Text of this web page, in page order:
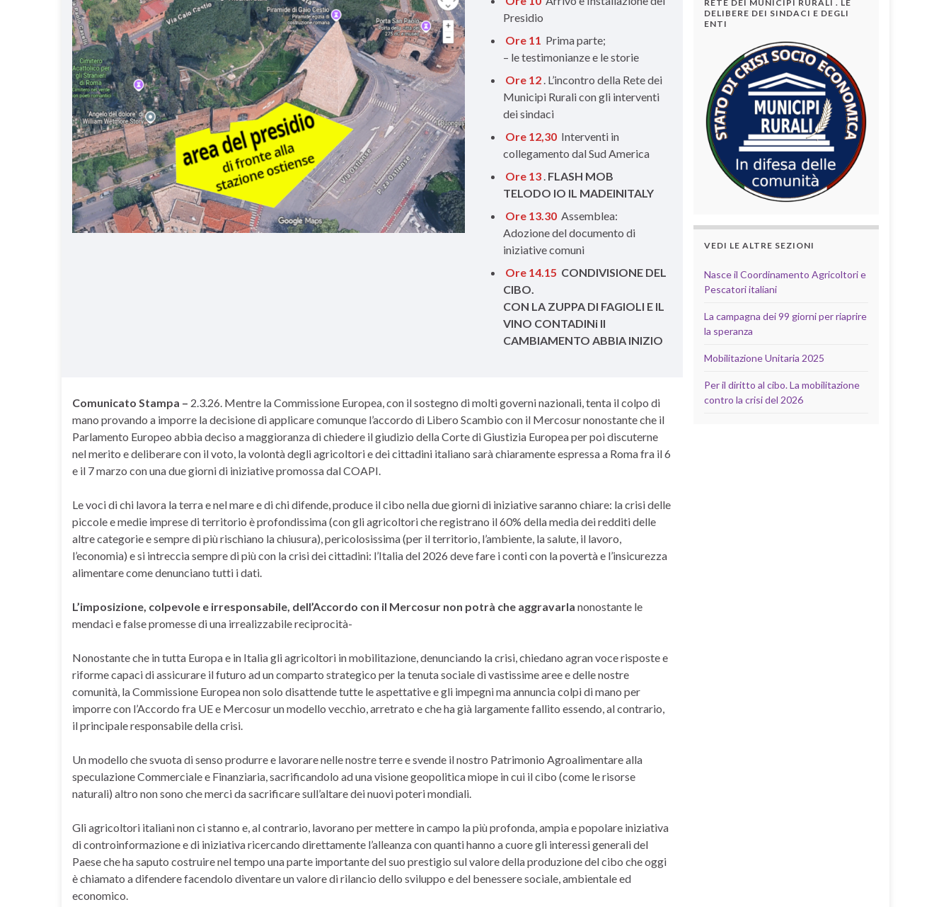
Presidio
Ore 11 Prima parte;
– le testimonianze e le storie
Ore 12 . L’incontro della Rete dei
Municipi Rurali con gli interventi
dei sindaci
Ore 12,30 Interventi in
collegamento dal Sud America
Ore 13 . FLASH MOB
TELODO IO IL MADEINITALY
Ore 13.30 Assemblea:
Adozione del documento di
iniziative comuni
Ore 14.15 CONDIVISIONE DEL
CIBO.
CON LA ZUPPA DI FAGIOLI E IL
VINO CONTADINi Il
CAMBIAMENTO ABBIA INIZIO
Comunicato Stampa – 2.3.26. Mentre la Commissione Europea, con il sostegno di molti governi nazionali, tenta il colpo di
mano provando a imporre la decisione di applicare comunque l’accordo di Libero Scambio con il Mercosur nonostante che il
Parlamento Europeo abbia deciso a maggioranza di chiedere il giudizio della Corte di Giustizia Europea per poi discuterne
nel merito e deliberare con il voto, la volontà degli agricoltori e dei cittadini italiano sarà chiaramente espressa a Roma fra il 6
e il 7 marzo con una due giorni di iniziative promossa dal COAPI.
Le voci di chi lavora la terra e nel mare e di chi difende, produce il cibo nella due giorni di iniziative saranno chiare: la crisi delle
piccole e medie imprese di territorio è profondissima (con gli agricoltori che registrano il 60% della media dei redditi delle
altre categorie e sempre di più rischiano la chiusura), pericolosissima (per il territorio, l’ambiente, la salute, il lavoro,
l’economia) e si intreccia sempre di più con la crisi dei cittadini: l’Italia del 2026 deve fare i conti con la povertà e l’insicurezza
alimentare come denunciano tutti i dati.
L’imposizione, colpevole e irresponsabile, dell’Accordo con il Mercosur non potrà che aggravarla nonostante le
mendaci e false promesse di una irrealizzabile reciprocità-
Nonostante che in tutta Europa e in Italia gli agricoltori in mobilitazione, denunciando la crisi, chiedano agran voce risposte e
riforme capaci di assicurare il futuro ad un comparto strategico per la tenuta sociale di vastissime aree e delle nostre
comunità, la Commissione Europea non solo disattende tutte le aspettative e gli impegni ma annuncia colpi di mano per
imporre con l’Accordo fra UE e Mercosur un modello vecchio, arretrato e che ha già largamente fallito essendo, al contrario,
il principale responsabile della crisi.
Un modello che svuota di senso produrre e lavorare nelle nostre terre e svende il nostro Patrimonio Agroalimentare alla
speculazione Commerciale e Finanziaria, sacrificandolo ad una visione geopolitica miope in cui il cibo (come le risorse
naturali) altro non sono che merci da sacrificare sull’altare dei nuovi poteri mondiali.
Gli agricoltori italiani non ci stanno e, al contrario, lavorano per mettere in campo la più profonda, ampia e popolare iniziativa
di controinformazione e di iniziativa ricercando direttamente l’alleanza con quanti hanno a cuore gli interessi generali del
Paese che ha saputo costruire nel tempo una parte importante del suo prestigio sul valore della produzione del cibo che oggi
è chiamato a difendere facendolo diventare un valore di rilancio dello sviluppo e del benessere sociale, ambientale ed
economico.
RETE DEI MUNICIPI RURALI . LE
DELIBERE DEI SINDACI E DEGLI
ENTI
VEDI LE ALTRE SEZIONI
Nasce il Coordinamento Agricoltori e
Pescatori italiani
La campagna dei 99 giorni per riaprire
la speranza
Mobilitazione Unitaria 2025
Per il diritto al cibo. La mobilitazione
contro la crisi del 2026